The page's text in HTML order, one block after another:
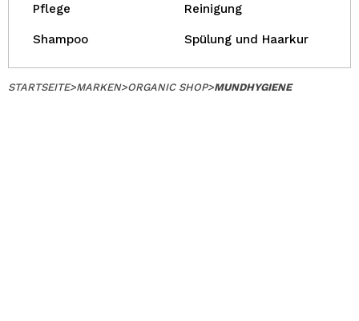
Pflege Reinigung
Shampoo Spülung und Haarkur
STARTSEITE>MARKEN>ORGANIC SHOP>MUNDHYGIENE